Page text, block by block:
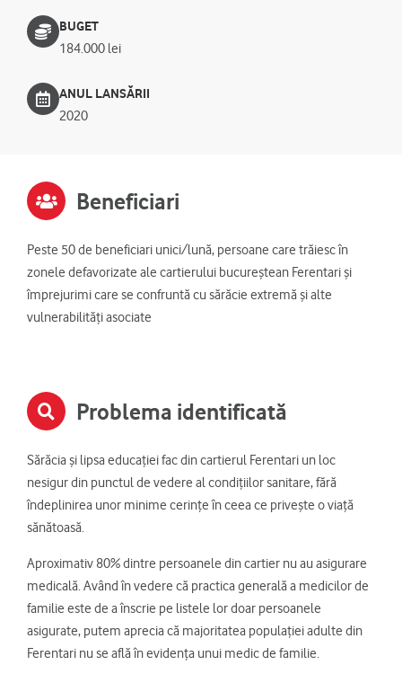
BUGET
184.000 lei
ANUL LANSĂRII
2020
Beneficiari
Peste 50 de beneficiari unici/lună, persoane care trăiesc în
zonele defavorizate ale cartierului bucureștean Ferentari și
împrejurimi care se confruntă cu sărăcie extremă și alte
vulnerabilități asociate
Problema identificată
Sărăcia și lipsa educației fac din cartierul Ferentari un loc
nesigur din punctul de vedere al condițiilor sanitare, fără
îndeplinirea unor minime cerințe în ceea ce privește o viață
sănătoasă.
Aproximativ 80% dintre persoanele din cartier nu au asigurare
medicală. Având în vedere că practica generală a medicilor de
familie este de a înscrie pe listele lor doar persoanele
asigurate, putem aprecia că majoritatea populației adulte din
Ferentari nu se află în evidența unui medic de familie.